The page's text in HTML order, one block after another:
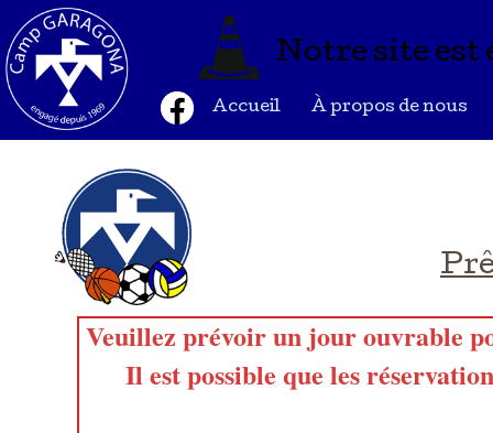
Notre site
Accueil À propos de nous
Veuillez prévoir un jour ouvrable
Il est possible que les